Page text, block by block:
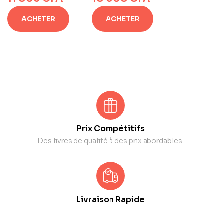
Dieu sans
regarder en
arrière
ACHETER
malgré
l’incertitude
ACHETER
Prix Compétitifs
Des livres de qualité à des prix abordables.
Livraison Rapide